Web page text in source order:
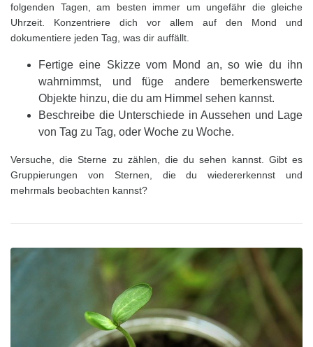
folgenden Tagen, am besten immer um ungefähr die gleiche
Uhrzeit. Konzentriere dich vor allem auf den Mond und
dokumentiere jeden Tag, was dir auffällt.
Fertige eine Skizze vom Mond an, so wie du ihn
wahrnimmst, und füge andere bemerkenswerte
Objekte hinzu, die du am Himmel sehen kannst.
Beschreibe die Unterschiede in Aussehen und Lage
von Tag zu Tag, oder Woche zu Woche.
Versuche, die Sterne zu zählen, die du sehen kannst. Gibt es
Gruppierungen von Sternen, die du wiedererkennst und
mehrmals beobachten kannst?